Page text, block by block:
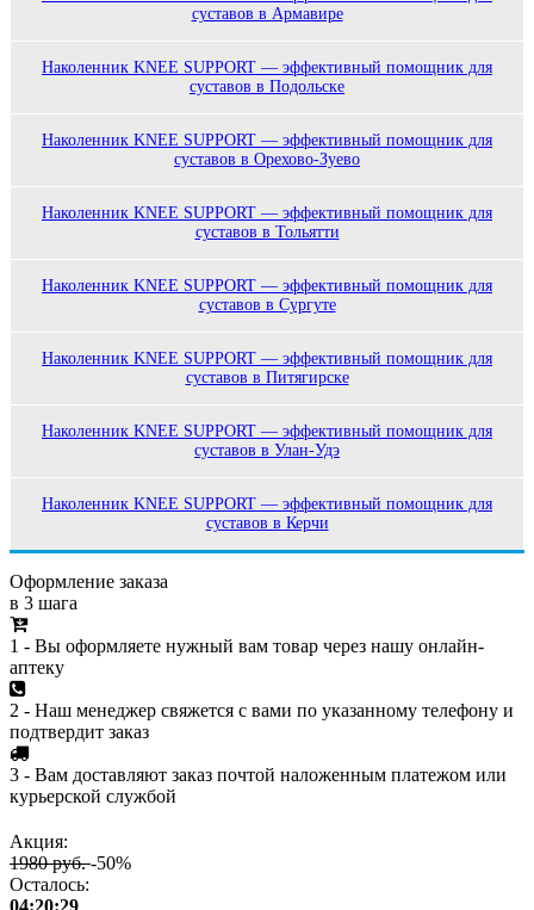
суставов в Армавире
Наколенник KNEE SUPPORT — эффективный помощник для
суставов в Подольске
Наколенник KNEE SUPPORT — эффективный помощник для
суставов в Орехово-Зуево
Наколенник KNEE SUPPORT — эффективный помощник для
суставов в Тольятти
Наколенник KNEE SUPPORT — эффективный помощник для
суставов в Сургуте
Наколенник KNEE SUPPORT — эффективный помощник для
суставов в Питягирске
Наколенник KNEE SUPPORT — эффективный помощник для
суставов в Улан-Удэ
Наколенник KNEE SUPPORT — эффективный помощник для
суставов в Керчи
Оформление заказа
в 3 шага
1 - Вы оформляете нужный вам товар через нашу онлайн-
аптеку
2 - Наш менеджер свяжется с вами по указанному телефону и
подтвердит заказ
3 - Вам доставляют заказ почтой наложенным платежом или
курьерской службой
Акция:
1980 руб.-50%
Осталось:
04:20:29